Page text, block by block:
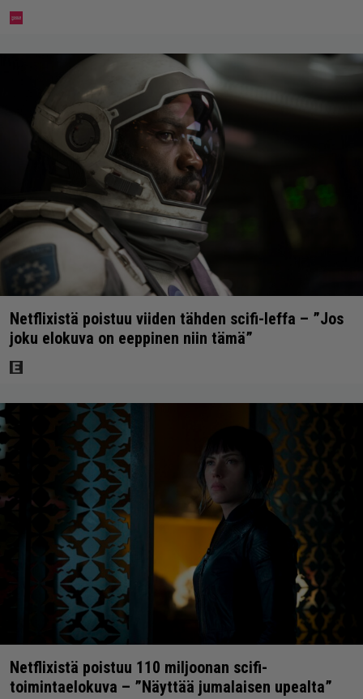
Netflixistä poistuu viiden tähden scifi-leffa – ”Jos
joku elokuva on eeppinen niin tämä”
Netflixistä poistuu 110 miljoonan scifi-
toimintaelokuva – ”Näyttää jumalaisen upealta”